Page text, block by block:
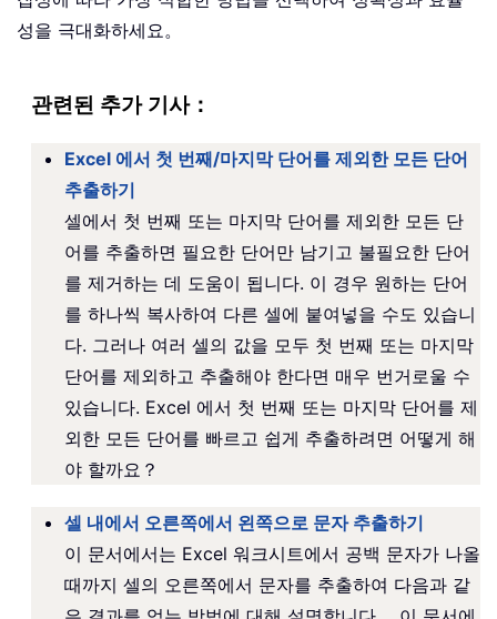
성을 극대화하세요。
관련된 추가 기사：
Excel 에서 첫 번째/마지막 단어를 제외한 모든 단어
추출하기
셀에서 첫 번째 또는 마지막 단어를 제외한 모든 단
어를 추출하면 필요한 단어만 남기고 불필요한 단어
를 제거하는 데 도움이 됩니다. 이 경우 원하는 단어
를 하나씩 복사하여 다른 셀에 붙여넣을 수도 있습니
다. 그러나 여러 셀의 값을 모두 첫 번째 또는 마지막
단어를 제외하고 추출해야 한다면 매우 번거로울 수
있습니다. Excel 에서 첫 번째 또는 마지막 단어를 제
외한 모든 단어를 빠르고 쉽게 추출하려면 어떻게 해
야 할까요？
셀 내에서 오른쪽에서 왼쪽으로 문자 추출하기
이 문서에서는 Excel 워크시트에서 공백 문자가 나올
때까지 셀의 오른쪽에서 문자를 추출하여 다음과 같